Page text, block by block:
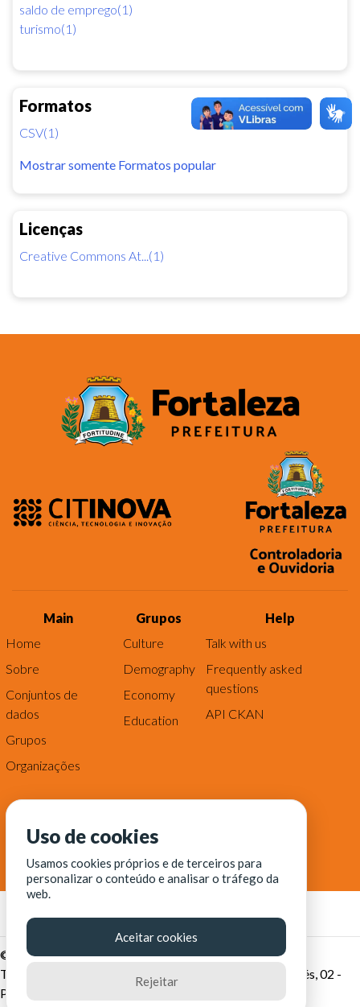
saldo de emprego(1)
turismo(1)
Formatos
CSV(1)
Mostrar somente Formatos popular
Licenças
Creative Commons At...(1)
Main
Home
Sobre
Conjuntos de
dados
Grupos
Organizações
Grupos
Culture
Demography
Economy
Education
Help
Talk with us
Frequently asked
questions
API CKAN
© Fortaleza Digital || CITINOVA - Fundação de Ciência,
Tecnologia e Inovação de Fortaleza - Rua dos Tremembés, 02 -
Praia de Iracema - Fortaleza-CE
Uso de cookies
Usamos cookies próprios e de terceiros para
personalizar o conteúdo e analisar o tráfego da
web.
Aceitar cookies
Rejeitar